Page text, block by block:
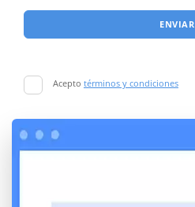
ENVIAR
Acepto términos y condiciones